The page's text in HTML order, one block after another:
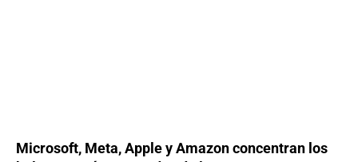
Microsoft, Meta, Apple y Amazon concentran los